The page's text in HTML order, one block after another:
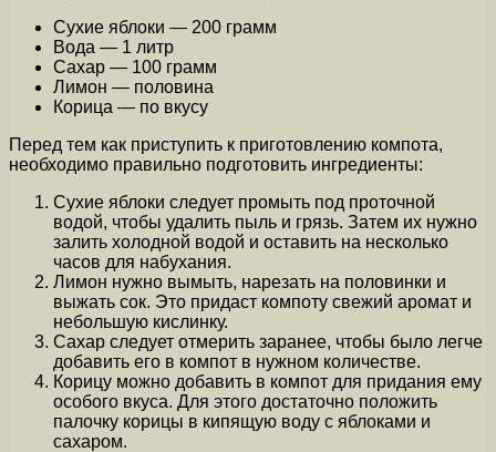
Сухие яблоки — 200 грамм
Вода — 1 литр
Сахар — 100 грамм
Лимон — половина
Корица — по вкусу
Перед тем как приступить к приготовлению компота,
необходимо правильно подготовить ингредиенты:
Сухие яблоки следует промыть под проточной
водой, чтобы удалить пыль и грязь. Затем их нужно
залить холодной водой и оставить на несколько
часов для набухания.
Лимон нужно вымыть, нарезать на половинки и
выжать сок. Это придаст компоту свежий аромат и
небольшую кислинку.
Сахар следует отмерить заранее, чтобы было легче
добавить его в компот в нужном количестве.
Корицу можно добавить в компот для придания ему
особого вкуса. Для этого достаточно положить
палочку корицы в кипящую воду с яблоками и
сахаром.